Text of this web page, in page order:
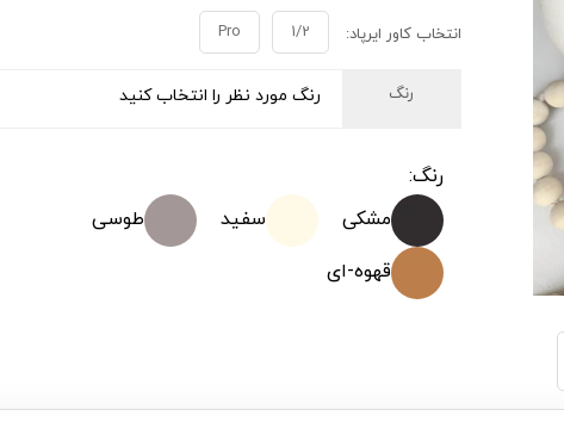
انتخاب کاور ایرپاد: 1/2
Pro
رنگ رنگ مورد نظر را انتخاب کنید
رنگ:
مشکی
سفید
طوسی
قهوه-ای